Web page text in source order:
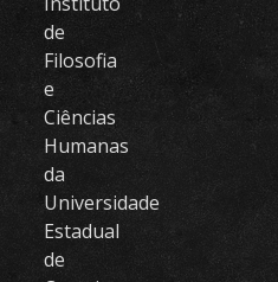
de
Filosofia
e
Ciências
Humanas
da
Universidade
Estadual
de